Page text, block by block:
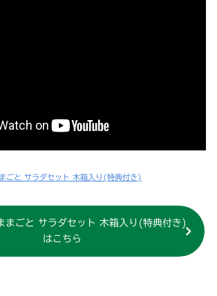
ごと サラダセット 木箱入り(特典付き)
まごと サラダセット 木箱入り(特典付き)
はこちら